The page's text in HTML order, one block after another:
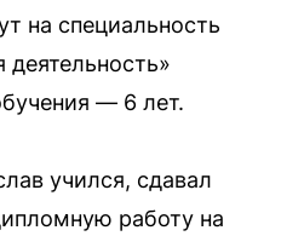
на специальность
деятельность»
— 6 лет.
учился, сдавал
работу на